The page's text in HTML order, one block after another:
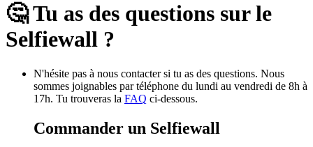
🤔 Tu as des questions sur le
Selfiewall ?
N'hésite pas à nous contacter si tu as des questions. Nous
sommes joignables par téléphone du lundi au vendredi de 8h à
17h. Tu trouveras la FAQ ci-dessous.
Commander un Selfiewall